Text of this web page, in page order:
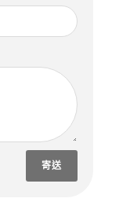
寄送